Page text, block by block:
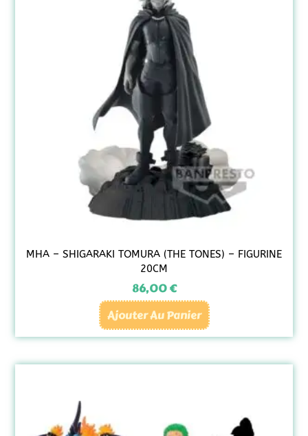
MHA – SHIGARAKI TOMURA (THE TONES) – FIGURINE
20CM
86,00€
Ajouter Au Panier